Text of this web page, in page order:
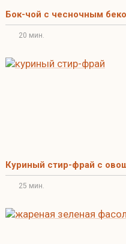
Бок-чой с чесночным
20 мин.
Куриный стир-фрай с
25 мин.